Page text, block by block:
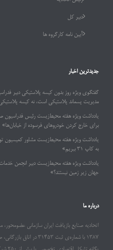
دبیر کل
آیین نامه کارگروه ها
جدیدترین اخبار
گفتگوی ویژه روز بدون کیسه پلاستیکی دبیر
مدیریت پسماند پلاستیکی است، نه کیسه
برای خارج کردن خودروهای فرسوده از خیابان‌ها»
یادداشت ویژه هفته محیط‌زیست مشاور کمیسیون
به کاپ ۳۱ ببریم»
یادداشت ویژه هفته محیط‌زیست دبیر انجمن
جهان زیر زمین نیستند؟»
درباره ما
اتحادیه صنایع بازیافت ایران سازمانی
۱۳۸۷ با شماره‌ی ثبت